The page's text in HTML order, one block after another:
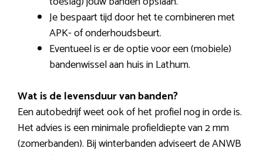
Je bespaart tijd door het te combineren met
APK- of onderhoudsbeurt.
Eventueel is er de optie voor een (mobiele)
bandenwissel aan huis in Lathum.
Wat is de levensduur van banden?
Een autobedrijf weet ook of het profiel nog in orde is.
Het advies is een minimale profieldiepte van 2 mm
(zomerbanden). Bij winterbanden adviseert de ANWB